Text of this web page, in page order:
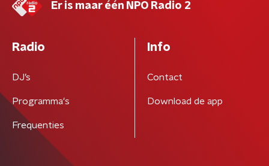
Er is maar één NPO Radio 2
Radio
DJ’s
Programma's
Frequenties
Info
Contact
Download de app